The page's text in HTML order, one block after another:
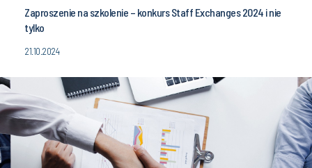
Zaproszenie na szkolenie – konkurs Staff Exchanges 2024 i nie
tylko
21.10.2024